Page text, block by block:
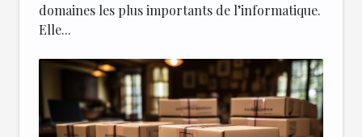
domaines les plus importants de l’informatique.
Elle...